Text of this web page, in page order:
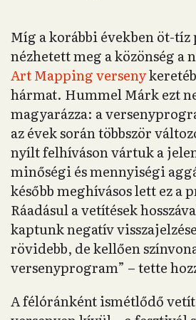
Míg a korábbi években öt-
nézhetett meg a közönség a
Art Mapping verseny
hármat. Hummel Márk ezt
magyarázza: a
az évek során többször
nyílt felhíváson vártuk a
minőségi és mennyiségi
később meghívásos lett ez a
Ráadásul a vetítések
kaptunk negatív
rövidebb, de kellően
versenyprogram” – tette
A félóránként ismétlődő